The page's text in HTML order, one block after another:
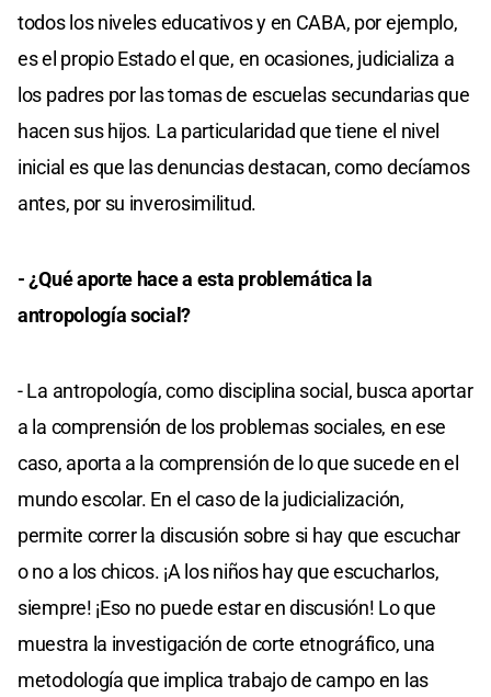
todos los niveles educativos y en CABA, por ejemplo,
es el propio Estado el que, en ocasiones, judicializa a
los padres por las tomas de escuelas secundarias que
hacen sus hijos. La particularidad que tiene el nivel
inicial es que las denuncias destacan, como decíamos
antes, por su inverosimilitud.
- ¿Qué aporte hace a esta problemática la
antropología social?
- La antropología, como disciplina social, busca aportar
a la comprensión de los problemas sociales, en ese
caso, aporta a la comprensión de lo que sucede en el
mundo escolar. En el caso de la judicialización,
permite correr la discusión sobre si hay que escuchar
o no a los chicos. ¡A los niños hay que escucharlos,
siempre! ¡Eso no puede estar en discusión! Lo que
muestra la investigación de corte etnográfico, una
metodología que implica trabajo de campo en las